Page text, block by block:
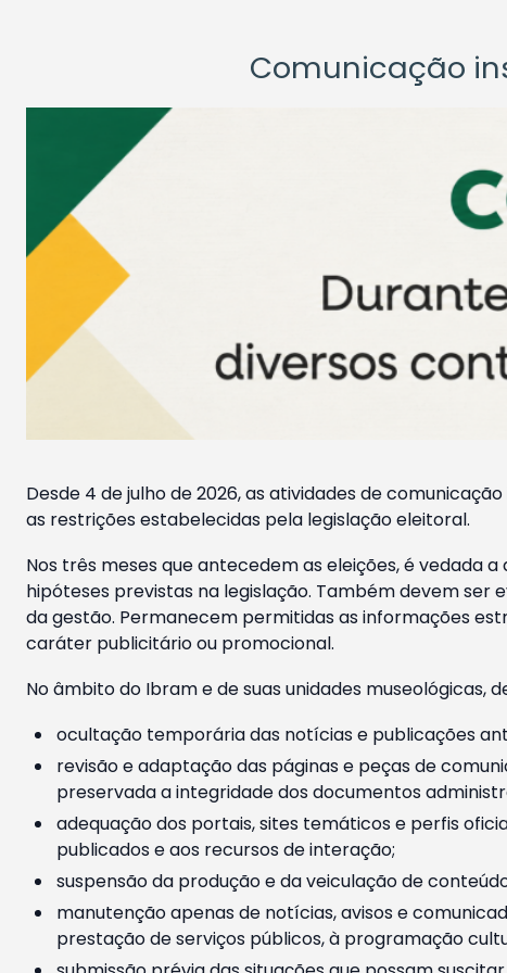
Comunicação
Desde 4 de julho de 2026, as atividades de
as restrições estabelecidas pela legislação eleitoral.
Nos três meses que antecedem as eleições, é vedada
hipóteses previstas na legislação. Também devem ser
da gestão. Permanecem permitidas as informações
caráter publicitário ou promocional.
No âmbito do Ibram e de suas unidades museológicas,
ocultação temporária das notícias e publicações
revisão e adaptação das páginas e peças de
preservada a integridade dos documentos
adequação dos portais, sites temáticos e perfis
publicados e aos recursos de interação;
suspensão da produção e da veiculação de
manutenção apenas de notícias, avisos e
prestação de serviços públicos, à programação